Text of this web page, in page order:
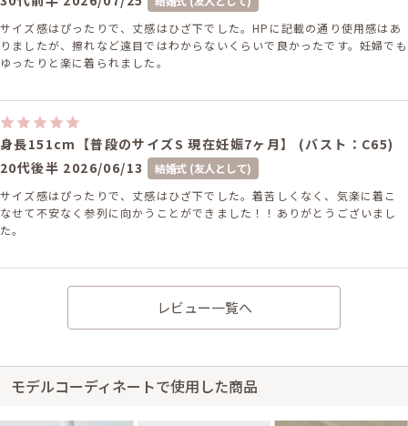
サイズ感はぴったりで、丈感はひざ下でした。HPに記載の通り使用感はあ
りましたが、擦れなど遠目ではわからないくらいで良かったです。妊婦でも
ゆったりと楽に着られました。
身長151cm【普段のサイズS 現在妊娠7ヶ月】 (バスト：C65)
20代後半 2026/06/13
結婚式 (友人として)
サイズ感はぴったりで、丈感はひざ下でした。着苦しくなく、気楽に着こ
なせて不安なく参列に向かうことができました！！ありがとうございまし
た。
身長158cm【普段のサイズM 現在妊娠8ヶ月】
2026/04/04
サイズ感はぴったりで、丈感はひざ下でした。下に着るキャミワンピースの
伸びがあまりなかったので着脱に少し時間がかかりました…。でも着てしま
えばとても可愛いドレスだったので満足です！
レビュー一覧へ
モデルコーディネートで使用した商品